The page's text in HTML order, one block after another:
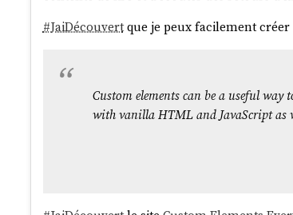
#JaiDécouvertque je peux facilement créer
Custom elements can be a useful
with vanilla HTML and JavaScript as